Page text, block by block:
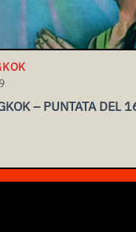
– PUNTATA DEL